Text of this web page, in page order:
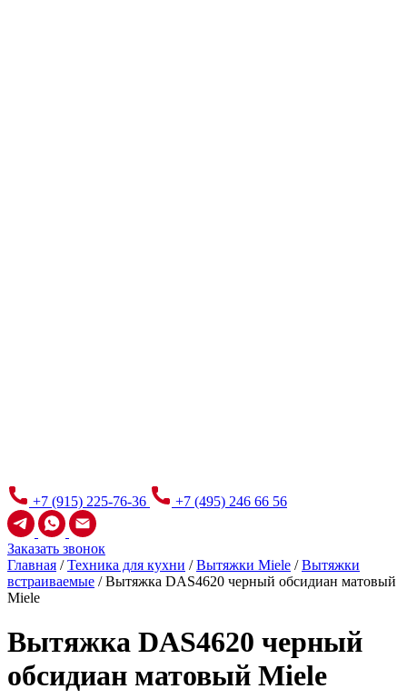
+7 (915) 225-76-36 +7 (495) 246 66 56
Заказать звонок
Главная /Техника для кухни /Вытяжки Miele /Вытяжки
встраиваемые /Вытяжка DAS4620 черный обсидиан матовый
Miele
Вытяжка DAS4620 черный
обсидиан матовый Miele